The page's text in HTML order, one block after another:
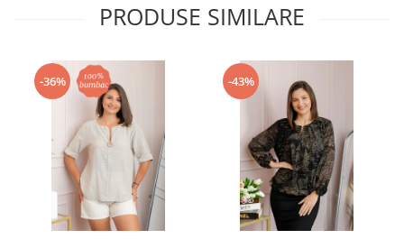
PRODUSE SIMILARE
-36% -43%